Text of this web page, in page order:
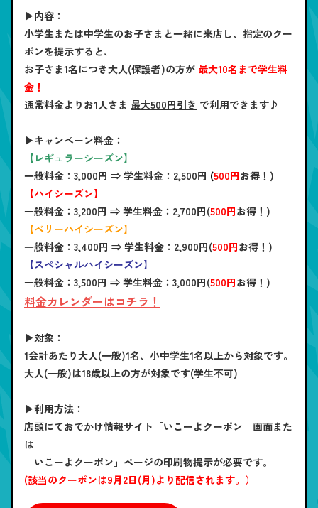
▶内容：
小学生または中学生のお子さまと一緒に来店し、指定のクー
ポンを提示すると、
お子さま1名につき大人(保護者)の方が 最大10名まで学生料
金！
通常料金よりお1人さま 最大500円引き で利用できます♪
▶キャンペーン料金：
【レギュラーシーズン】
一般料金：3,000円 ⇒ 学生料金： 2,500円 (500円お得！)
【ハイシーズン】
一般料金：3,200円 ⇒ 学生料金： 2,700円(500円お得！)
【ベリーハイシーズン】
一般料金：3,400円 ⇒ 学生料金： 2,900円(500円お得！)
【スペシャルハイシーズン】
一般料金：3,500円 ⇒ 学生料金： 3,000円(500円お得！)
料金カレンダーはコチラ！
▶対象：
1会計あたり大人(一般)1名、小中学生1名以上から対象です。
大人(一般)は18歳以上の方が対象です(学生不可)
▶利用方法：
店頭にておでかけ情報サイト「いこーよクーポン」画面また
は
「いこーよクーポン」ページの印刷物提示が必要です。
(該当のクーポンは9月2日(月)より配信されます。）